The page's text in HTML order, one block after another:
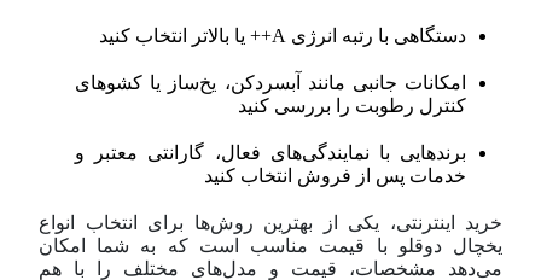
دستگاهی با رتبه انرژی A++ یا بالاتر انتخاب کنید
امکانات جانبی مانند آبسردکن، یخ‌ساز یا کشوهای
کنترل رطوبت را بررسی کنید
برندهایی با نمایندگی‌های فعال، گارانتی معتبر و
خدمات پس از فروش انتخاب کنید
خرید اینترنتی، یکی از بهترین روش‌ها برای انتخاب انواع
یخچال دوقلو با قیمت مناسب است که به شما امکان
می‌دهد مشخصات، قیمت و مدل‌های مختلف را با هم